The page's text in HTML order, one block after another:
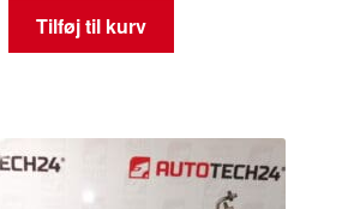
Tilføj til kurv